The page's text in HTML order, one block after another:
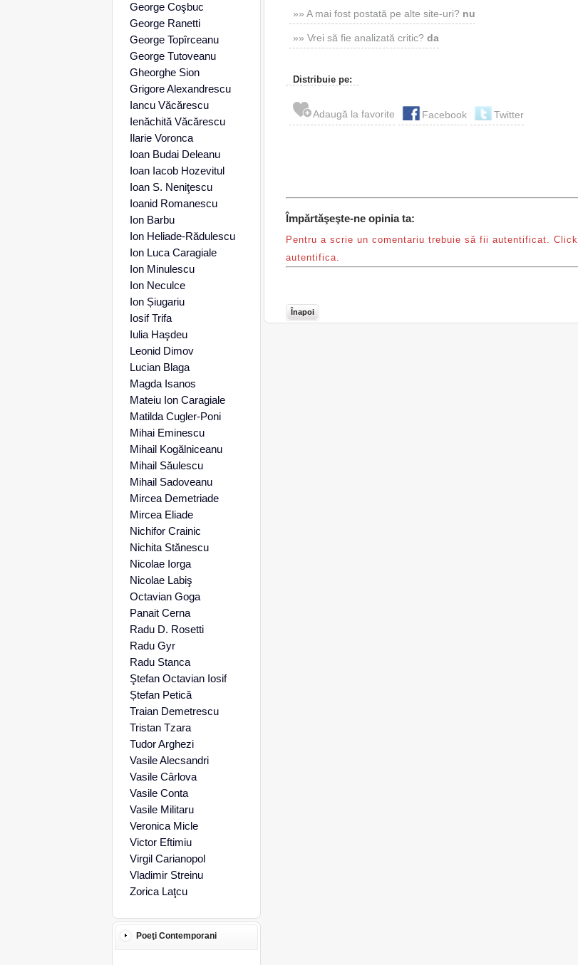
»» A mai fost postată pe alte site-uri? nu
»» Vrei să fie analizată critic? da
Distribuie pe:
Facebook Twitter
Împărtăşeşte-ne opinia ta:
Pentru a scrie un comentariu trebuie să fii autentificat. Click
autentifica.
Înapoi
George Coşbuc
George Ranetti
George Topîrceanu
George Tutoveanu
Gheorghe Sion
Grigore Alexandrescu
Iancu Văcărescu
Ienăchită Văcărescu
Ilarie Voronca
Ioan Budai Deleanu
Ioan Iacob Hozevitul
Ioan S. Neniţescu
Ioanid Romanescu
Ion Barbu
Ion Heliade-Rădulescu
Ion Luca Caragiale
Ion Minulescu
Ion Neculce
Ion Șiugariu
Iosif Trifa
Iulia Haşdeu
Leonid Dimov
Lucian Blaga
Magda Isanos
Mateiu Ion Caragiale
Matilda Cugler-Poni
Mihai Eminescu
Mihail Kogălniceanu
Mihail Săulescu
Mihail Sadoveanu
Mircea Demetriade
Mircea Eliade
Nichifor Crainic
Nichita Stănescu
Nicolae Iorga
Nicolae Labiş
Octavian Goga
Panait Cerna
Radu D. Rosetti
Radu Gyr
Radu Stanca
Ştefan Octavian Iosif
Ștefan Petică
Traian Demetrescu
Tristan Tzara
Tudor Arghezi
Vasile Alecsandri
Vasile Cârlova
Vasile Conta
Vasile Militaru
Veronica Micle
Victor Eftimiu
Virgil Carianopol
Vladimir Streinu
Zorica Laţcu
Poeţi Contemporani